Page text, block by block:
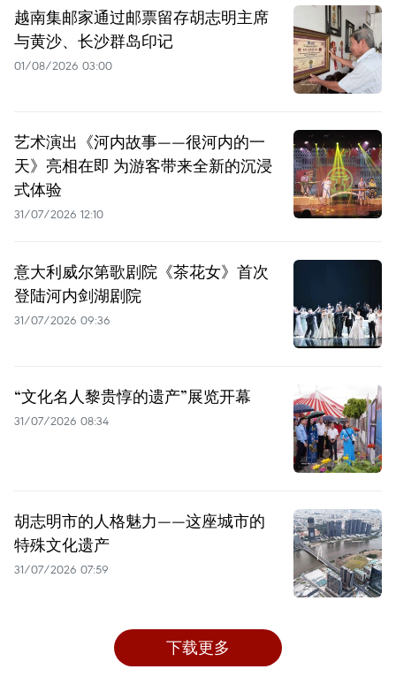
越南集邮家通过邮票留存胡志明主席
与黄沙、长沙群岛印记
01/08/2026 03:00
艺术演出《河内故事——很河内的一
天》亮相在即 为游客带来全新的沉浸
式体验
31/07/2026 12:10
意大利威尔第歌剧院《茶花女》首次
登陆河内剑湖剧院
31/07/2026 09:36
“文化名人黎贵惇的遗产”展览开幕
31/07/2026 08:34
胡志明市的人格魅力——这座城市的
特殊文化遗产
31/07/2026 07:59
下载更多